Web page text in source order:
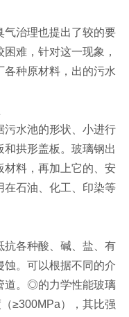
气治理也提出了较的要
难，针对这一现象，
各种原材料，出的污水
污水池的形状、小进行
拱形盖板。玻璃钢出
材料，再加上它的、安
在石油、化工、印染等
各种酸、碱、盐、有
蚀。可以根据不同的介
道。◎的力学性能玻璃
≥300MPa），其比强